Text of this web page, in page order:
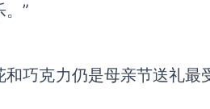
”
巧克力仍是母亲节送礼最